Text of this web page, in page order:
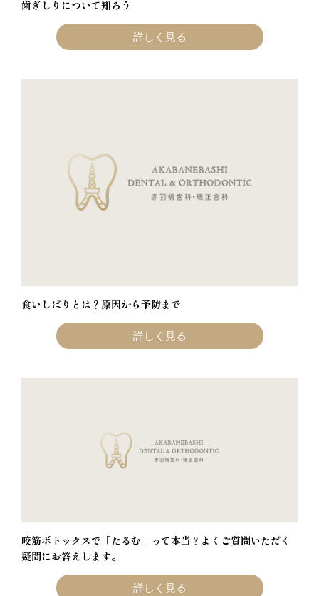
歯ぎしりについて知ろう
詳しく見る
食いしばりとは？原因から予防まで
詳しく見る
咬筋ボトックスで「たるむ」って本当？よくご質問いただく
疑問にお答えします。
詳しく見る